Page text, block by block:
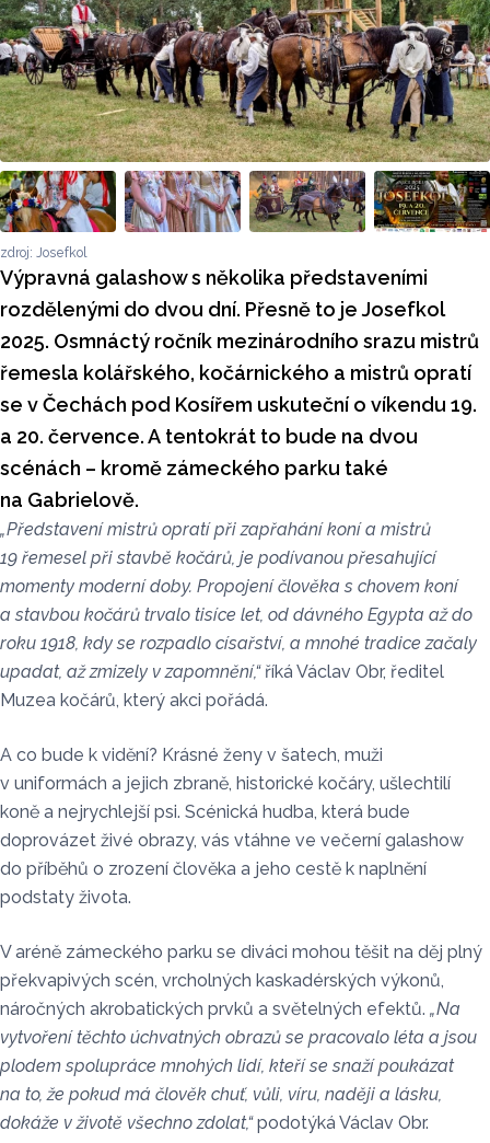
zdroj: Josefkol
Výpravná galashow s několika představeními
rozdělenými do dvou dní. Přesně to je Josefkol
2025. Osmnáctý ročník mezinárodního srazu mistrů
řemesla kolářského, kočárnického a mistrů opratí
se v Čechách pod Kosířem uskuteční o víkendu 19.
a 20. července. A tentokrát to bude na dvou
scénách – kromě zámeckého parku také
na Gabrielově.
„Představení mistrů opratí při zapřahání koní a mistrů
19 řemesel při stavbě kočárů, je podívanou přesahující
momenty moderní doby. Propojení člověka s chovem koní
a stavbou kočárů trvalo tisíce let, od dávného Egypta až do
roku 1918, kdy se rozpadlo císařství, a mnohé tradice začaly
upadat, až zmizely v zapomnění,“ říká Václav Obr, ředitel
Muzea kočárů, který akci pořádá.
A co bude k vidění? Krásné ženy v šatech, muži
v uniformách a jejich zbraně, historické kočáry, ušlechtilí
koně a nejrychlejší psi. Scénická hudba, která bude
doprovázet živé obrazy, vás vtáhne ve večerní galashow
do příběhů o zrození člověka a jeho cestě k naplnění
podstaty života.
V aréně zámeckého parku se diváci mohou těšit na děj plný
překvapivých scén, vrcholných kaskadérských výkonů,
náročných akrobatických prvků a světelných efektů. „Na
vytvoření těchto úchvatných obrazů se pracovalo léta a jsou
plodem spolupráce mnohých lidí, kteří se snaží poukázat
na to, že pokud má člověk chuť, vůli, víru, naději a lásku,
dokáže v životě všechno zdolat,“podotýká Václav Obr.